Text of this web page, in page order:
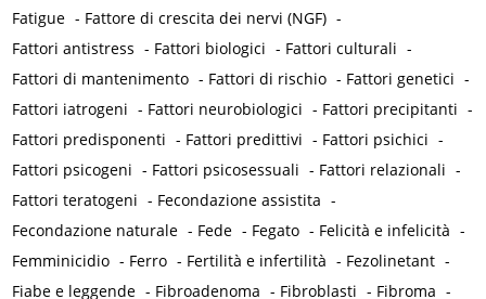
Fatigue - Fattore di crescita dei nervi (NGF) -
Fattori antistress - Fattori biologici - Fattori culturali -
Fattori di mantenimento - Fattori di rischio - Fattori genetici -
Fattori iatrogeni - Fattori neurobiologici - Fattori precipitanti -
Fattori predisponenti - Fattori predittivi - Fattori psichici -
Fattori psicogeni - Fattori psicosessuali - Fattori relazionali -
Fattori teratogeni - Fecondazione assistita -
Fecondazione naturale - Fede - Fegato - Felicità e infelicità -
Femminicidio - Ferro - Fertilità e infertilità - Fezolinetant -
Fiabe e leggende - Fibroadenoma - Fibroblasti - Fibroma -